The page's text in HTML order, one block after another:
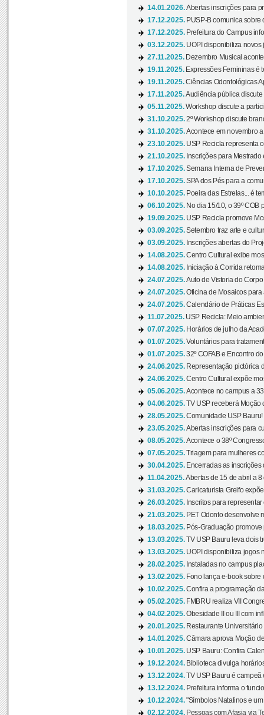
14.01.2026.Abertas inscrições para
17.12.2025. PUSP-B comunica sobre
17.12.2025. Prefeitura do Campus
03.12.2025. UOPI disponibiliza novos
27.11.2025. Dezembro Musical
19.11.2025. Expressões Femininas é
19.11.2025.Ciências Odontológicas
17.11.2025.Audiência pública
05.11.2025.Workshop discute a
31.10.2025.2º Workshop discute
31.10.2025.Acontece em novembro
23.10.2025. USP Recicla representa
21.10.2025. Inscrições para
17.10.2025.Semana Interna de
17.10.2025.SPA dos Pés para a
10.10.2025. Poeira das Estrelas... é
06.10.2025. No dia 15/10, o 39º COB
19.09.2025. USP Recicla promove
03.09.2025.Setembro traz arte e
03.09.2025. Inscrições abertas do
14.08.2025.Centro Cultural exibe
14.08.2025. Iniciação à Corrida
24.07.2025.Auto de Vistoria do
24.07.2025.Oficina de Mosaicos
24.07.2025.Calendário de Práticas
11.07.2025. USP Recicla: Meio
07.07.2025. Horários de julho da
01.07.2025.Voluntários para
01.07.2025.32º COFAB e Encontro
24.06.2025. Representação pictórica
24.06.2025.Centro Cultural expõe
05.06.2025.Acontece no campus a
04.06.2025.TV USP receberá Moção
28.05.2025.Comunidade USP Bauru!
23.05.2025.Abertas inscrições para
08.05.2025.Acontece o 38º
07.05.2025.Triagem para mulheres
30.04.2025. Encerradas as inscrições
11.04.2025.Abertas de 15 de abril a
31.03.2025.Caricaturista Greifo
26.03.2025. Inscritos para
21.03.2025. PET Odonto desenvolve
18.03.2025. Pós-Graduação
13.03.2025.TV USP Bauru leva dois
13.03.2025. UOPI disponibiliza jogos
28.02.2025. Instaladas no campus
13.02.2025. Fono lança e-book sobre
10.02.2025.Confira a programação
05.02.2025. FMBRU realiza VII
04.02.2025.Obesidade II ou III com
20.01.2025. Restaurante
14.01.2025.Câmara aprova Moção
10.01.2025. USP Bauru: Confira
19.12.2024. Biblioteca divulga
13.12.2024.TV USP Bauru é campeã
13.12.2024. Prefeitura informa o
10.12.2024."Símbolos Natalinos e
02.12.2024. Pessoas com Afasia via